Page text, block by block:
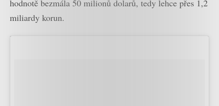
hodnotě bezmála 50 milionů dolarů, tedy lehce přes 1,2
miliardy korun.